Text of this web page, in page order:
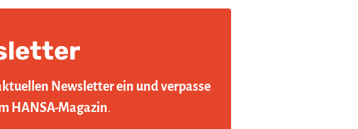
Newsletter ein und verpasse
HANSA-Magazin.